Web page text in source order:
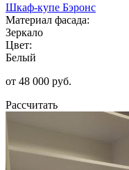
Шкаф-купе Бэронс
Материал фасада:
Зеркало
Цвет:
Белый
от 48 000 руб.
Рассчитать